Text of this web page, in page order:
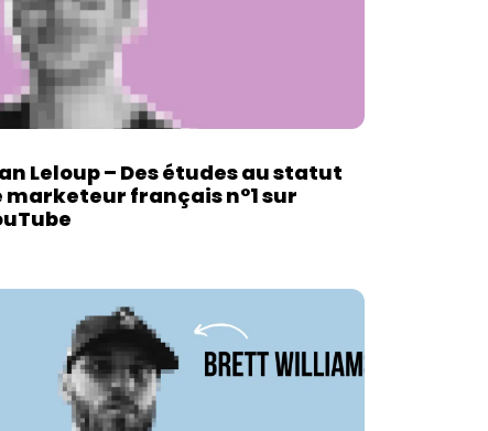
Leloup – Des études au statut
marketeur français n°1 sur